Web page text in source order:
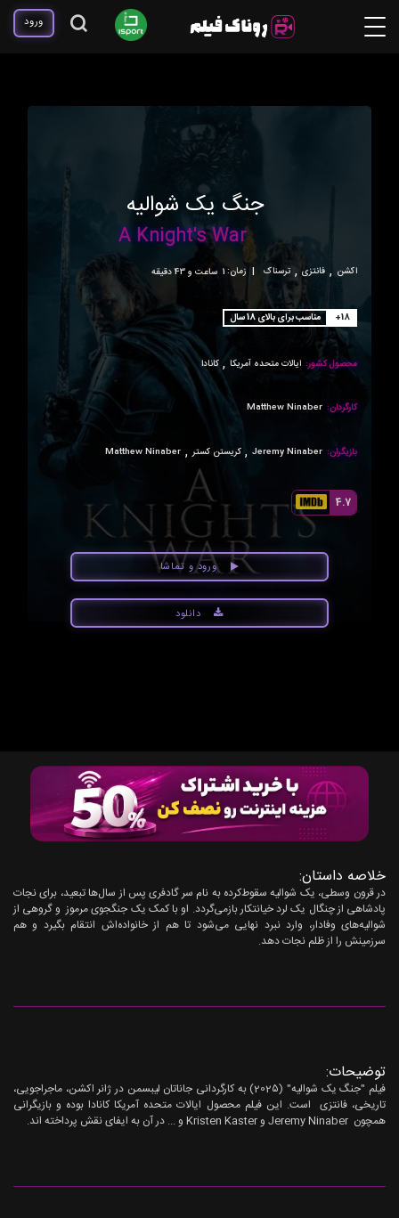
ورود
جنگ یک شوالیه
A Knight's War
اکشن , فانتزی , ترسناک | زمان: 1ساعت و 43 دقیقه
+18 مناسب برای بالای 18 سال
محصول کشور: ایالات متحده آمریکا , کانادا
کارگردان: Matthew Ninaber
بازیگران: Jeremy Ninaber
, کریستن کستر ,
Matthew Ninaber
4.7
ورود و تماشا
دانلود
خلاصه داستان:
در قرون وسطی، یک شوالیه سقوط‌کرده به نام سر گادفری پس از سال‌ها تبعید، برای نجات
پادشاهی از چنگال یک لرد خیانتکار بازمی‌گردد. او با کمک یک جنگجوی مرموز و گروهی از
شوالیه‌های وفادار، وارد نبرد نهایی می‌شود تا هم از خانواده‌اش انتقام بگیرد و هم
سرزمینش را از ظلم نجات دهد.
توضیحات:
فیلم "جنگ یک شوالیه" (202۵) به کارگردانی جاناتان لیبسمن در ژانر اکشن، ماجراجویی،
تاریخی، فانتزی است. این فیلم محصول ایالات متحده آمریکا کانادا بوده و بازیگرانی
همچون Jeremy Ninaber و Kristen Kaster و ... در آن به ایفای نقش پرداخته اند.